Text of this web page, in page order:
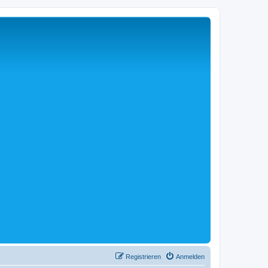
Anmelden
Registrieren